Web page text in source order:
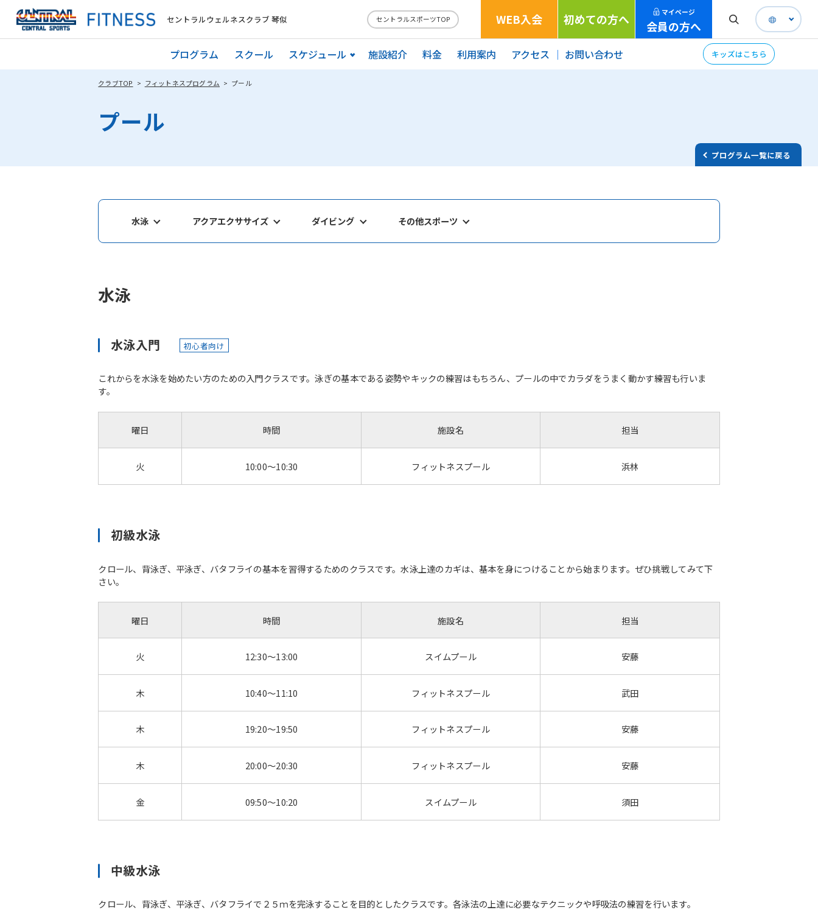
セントラルウェルネスクラブ 琴似 セントラルスポーツTOP WEB入会 初めての方へ マイページ
会員の方へ
プログラム スクール スケジュール 施設紹介 料金 利用案内 アクセス お問い合わせ キッズはこちら
クラブTOP フィットネスプログラム プール
プール
プログラム一覧に戻る
水泳 アクアエクササイズ ダイビング その他スポーツ
水泳
水泳入門 初心者向け
これからを水泳を始めたい方のための入門クラスです。泳ぎの基本である姿勢やキックの練習はもちろん、プールの中でカラダをうまく動かす練習も行いま
す。
曜日
火
時間
10:00～10:30
施設名
フィットネスプール
担当
浜林
初級水泳
クロール、背泳ぎ、平泳ぎ、バタフライの基本を習得するためのクラスです。水泳上達のカギは、基本を身につけることから始まります。ぜひ挑戦してみて下
さい。
曜日
火
時間
12:30～13:00
施設名
スイムプール
担当
安藤
木 10:40～11:10 フィットネスプール 武田
木 19:20～19:50 フィットネスプール 安藤
木 20:00～20:30 フィットネスプール 安藤
金 09:50～10:20 スイムプール 須田
中級水泳
クロール、背泳ぎ、平泳ぎ、バタフライで２５ｍを完泳することを目的としたクラスです。各泳法の上達に必要なテクニックや呼吸法の練習を行います。